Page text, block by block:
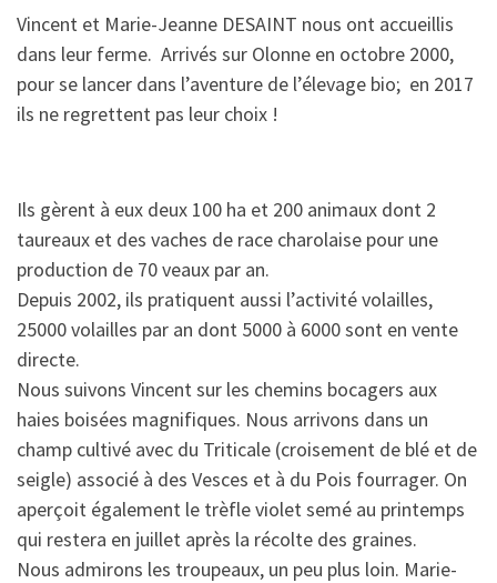
Vincent et Marie-Jeanne DESAINT nous ont accueillis
dans leur ferme. Arrivés sur Olonne en octobre 2000,
pour se lancer dans l’aventure de l’élevage bio; en 2017
ils ne regrettent pas leur choix !
Ils gèrent à eux deux 100 ha et 200 animaux dont 2
taureaux et des vaches de race charolaise pour une
production de 70 veaux par an.
Depuis 2002, ils pratiquent aussi l’activité volailles,
25000 volailles par an dont 5000 à 6000 sont en vente
directe.
Nous suivons Vincent sur les chemins bocagers aux
haies boisées magnifiques. Nous arrivons dans un
champ cultivé avec du Triticale (croisement de blé et de
seigle) associé à des Vesces et à du Pois fourrager. On
aperçoit également le trèfle violet semé au printemps
qui restera en juillet après la récolte des graines.
Nous admirons les troupeaux, un peu plus loin. Marie-